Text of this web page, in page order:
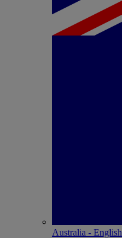
Australia - English